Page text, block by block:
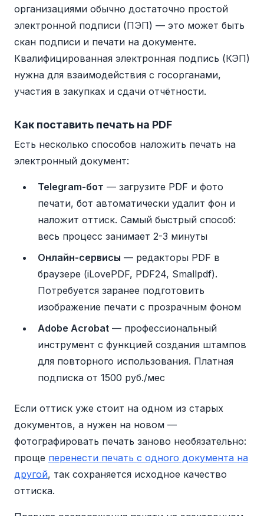
организациями обычно достаточно простой
электронной подписи (ПЭП) — это может быть
скан подписи и печати на документе.
Квалифицированная электронная подпись (КЭП)
нужна для взаимодействия с госорганами,
участия в закупках и сдачи отчётности.
Как поставить печать на PDF
Есть несколько способов наложить печать на
электронный документ:
Telegram-бот — загрузите PDF и фото
печати, бот автоматически удалит фон и
наложит оттиск. Самый быстрый способ:
весь процесс занимает 2-3 минуты
Онлайн-сервисы — редакторы PDF в
браузере (iLovePDF, PDF24, Smallpdf).
Потребуется заранее подготовить
изображение печати с прозрачным фоном
Adobe Acrobat — профессиональный
инструмент с функцией создания штампов
для повторного использования. Платная
подписка от 1500 руб./мес
Если оттиск уже стоит на одном из старых
документов, а нужен на новом —
фотографировать печать заново необязательно:
проще перенести печать с одного документа на
другой, так сохраняется исходное качество
оттиска.